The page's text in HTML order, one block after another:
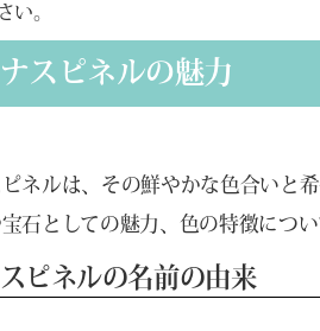
い。
スピネルの魅力
ネルは、その鮮やかな色合いと
石としての魅力、色の特徴につ
ピネルの名前の由来